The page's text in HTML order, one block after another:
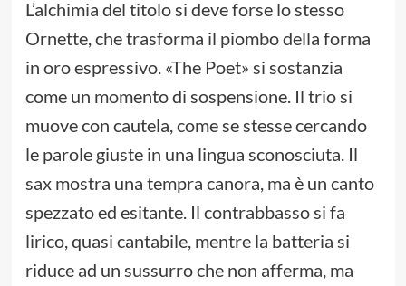
L’alchimia del titolo si deve forse lo stesso
Ornette, che trasforma il piombo della forma
in oro espressivo. «The Poet» si sostanzia
come un momento di sospensione. Il trio si
muove con cautela, come se stesse cercando
le parole giuste in una lingua sconosciuta. Il
sax mostra una tempra canora, ma è un canto
spezzato ed esitante. Il contrabbasso si fa
lirico, quasi cantabile, mentre la batteria si
riduce ad un sussurro che non afferma, ma